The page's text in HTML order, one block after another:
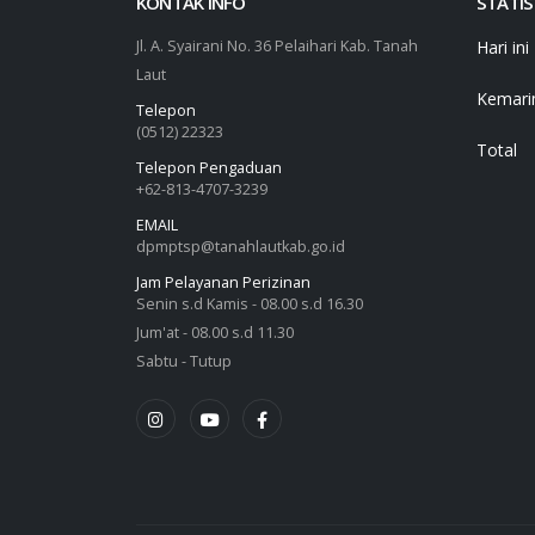
Jl. A. Syairani No. 36 Pelaihari Kab. Tanah
Laut
Telepon
(0512) 22323
Telepon Pengaduan
+62-813-4707-3239
EMAIL
dpmptsp@tanahlautkab.go.id
Jam Pelayanan Perizinan
Senin s.d Kamis - 08.00 s.d 16.30
Jum'at - 08.00 s.d 11.30
Sabtu - Tutup
Hari ini
Total